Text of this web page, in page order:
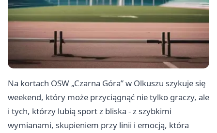
Na kortach OSW „Czarna Góra” w Olkuszu szykuje się
weekend, który może przyciągnąć nie tylko graczy, ale
i tych, którzy lubią sport z bliska - z szybkimi
wymianami, skupieniem przy linii i emocją, która